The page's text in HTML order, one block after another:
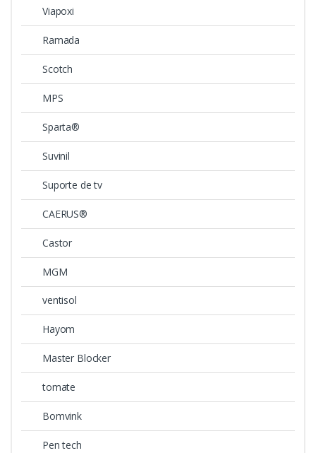
Viapoxi
Ramada
Scotch
MPS
Sparta®
Suvinil
Suporte de tv
CAERUS®
Castor
MGM
ventisol
Hayom
Master Blocker
tomate
Bomvink
Pen tech